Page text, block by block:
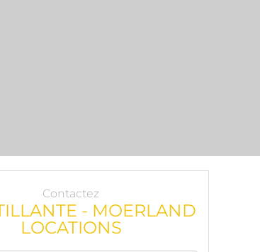
Contactez
- MOERLAND
LOCATIONS